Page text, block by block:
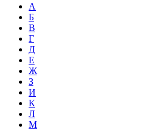
А
Б
В
Г
Д
Е
Ж
З
И
К
Л
М